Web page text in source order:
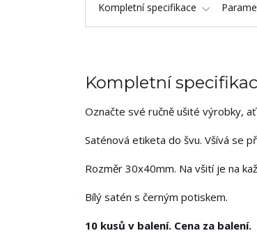
Kompletní specifikace
Kompletní
Označte své ručně ušité výrobky,
Saténová etiketa do švu. Všívá se
Rozměr 30x40mm. Na všití je na
Bílý satén s černým potiskem.
10 kusů v balení. Cena za balení.